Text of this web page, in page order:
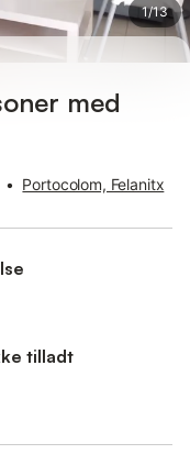
1/13
med
• Portocolom, Felanitx
tilladt